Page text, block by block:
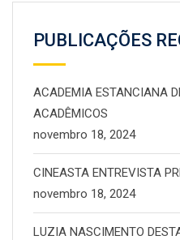
PUBLICAÇÕES
ACADEMIA ESTANCIANA
ACADÊMICOS
novembro 18, 2024
CINEASTA ENTREVISTA
novembro 18, 2024
LUZIA NASCIMENTO